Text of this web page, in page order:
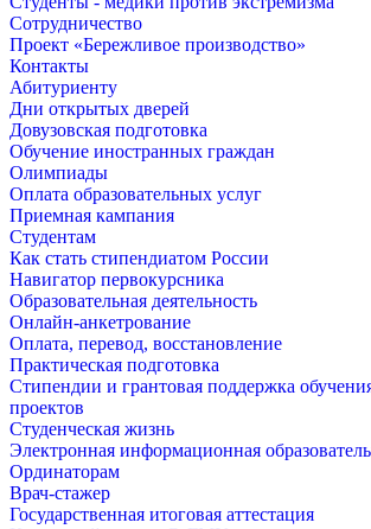
Сотрудничество
Проект «Бережливое производство»
Контакты
Абитуриенту
Дни открытых дверей
Довузовская подготовка
Обучение иностранных граждан
Олимпиады
Оплата образовательных услуг
Приемная кампания
Студентам
Как стать стипендиатом России
Навигатор первокурсника
Образовательная деятельность
Онлайн-анкетрование
Оплата, перевод, восстановление
Практическая подготовка
Стипендии и грантовая поддержка
проектов
Студенческая жизнь
Электронная информационная
Ординаторам
Врач-стажер
Государственная итоговая аттестация